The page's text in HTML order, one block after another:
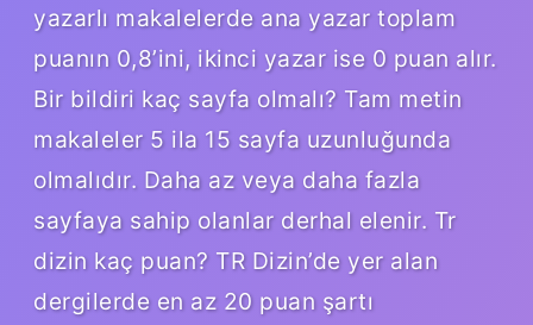
yazarlı makalelerde ana yazar toplam
puanın 0,8’ini, ikinci yazar ise 0 puan alır.
Bir bildiri kaç sayfa olmalı? Tam metin
makaleler 5 ila 15 sayfa uzunluğunda
olmalıdır. Daha az veya daha fazla
sayfaya sahip olanlar derhal elenir. Tr
dizin kaç puan? TR Dizin’de yer alan
dergilerde en az 20 puan şartı